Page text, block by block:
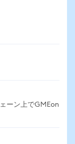
ーン上でGMEon